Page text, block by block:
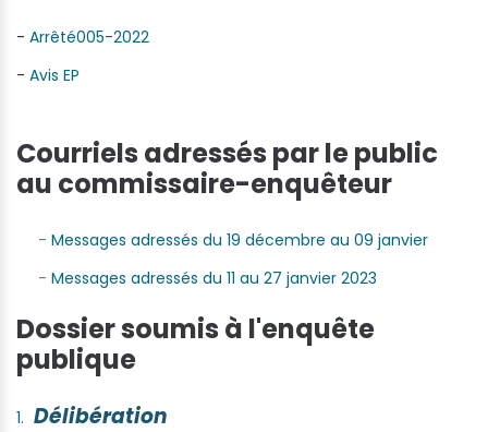
- Arrêté005-2022
- Avis EP
Courriels adressés par le public
au commissaire-enquêteur
- Messages adressés du 19 décembre au 09 janvier
- Messages adressés du 11 au 27 janvier 2023
Dossier soumis à l'enquête
publique
Délibération